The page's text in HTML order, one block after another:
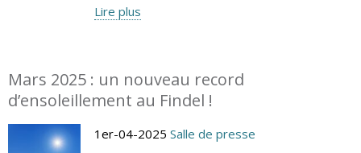
Lire plus
Mars 2025 : un nouveau record
d’ensoleillement au Findel !
1er-04-2025 Salle de presse